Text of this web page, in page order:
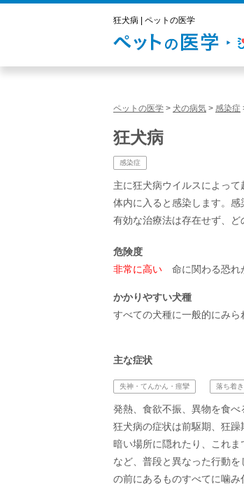
狂犬病 | ペットの医学
ペットの医学 > 犬の病気 > 感染症
狂犬病
感染症
主に狂犬病ウイルスによっ
体内に入ると感染します。
有効な治療法は存在せず、ど
危険度
非常に高い 命に関わる恐れ
かかりやすい犬種
すべての犬種に一般的にみら
主な症状
失神・てんかん・痙攣 落ち着
発熱、食欲不振、異物を食
狂犬病の症状は前駆期、狂躁
暗い場所に隠れたり、これ
など、普段と異なった行動
の前にあるものすべてに噛み